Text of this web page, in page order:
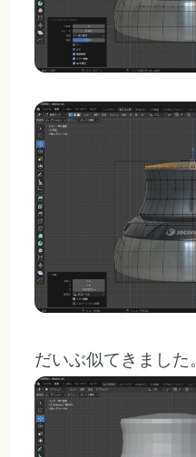
だいぶ似てきました。